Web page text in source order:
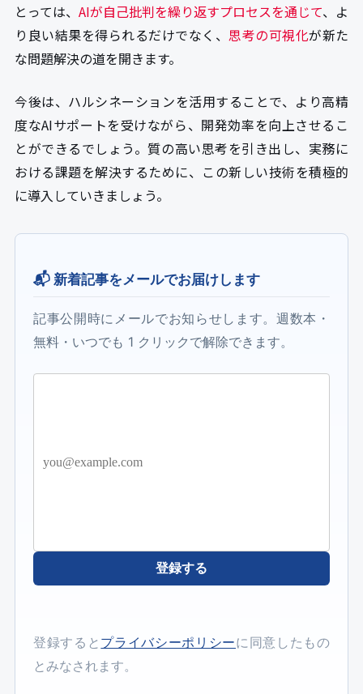
とっては、 AIが自己批判を繰り返すプロセスを通じて、よ
り良い結果を得られるだけでなく、 思考の可視化が新た
な問題解決の道を開きます。
今後は、ハルシネーションを活用することで、より高精
度なAIサポートを受けながら、開発効率を向上させるこ
とができるでしょう。質の高い思考を引き出し、実務に
おける課題を解決するために、この新しい技術を積極的
に導入していきましょう。
📬 新着記事をメールでお届けします
記事公開時にメールでお知らせします。週数本・
無料・いつでも 1 クリックで解除できます。
登録する
登録すると プライバシーポリシーに同意したもの
とみなされます。